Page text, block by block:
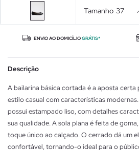
Tamanho 37
ENVIO AO DOMICÍLIOGRÁTIS*
Descrição
A bailarina básica cortada é a aposta certa
estilo casual com características
possui estampado liso, com detalhes
sua qualidade. A sola plana é feita de
toque único ao calçado. O cerrado dá um
confortável, tornando-o ideal para o